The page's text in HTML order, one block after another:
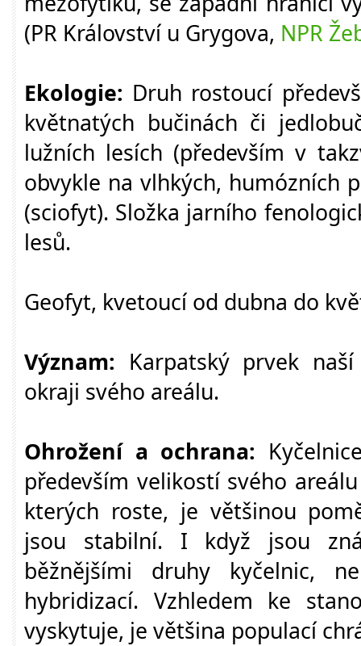
(PR Království u Grygova, NPR
Ekologie: Druh rostoucí
květnatých bučinách či
lužních lesích (především v
obvykle na vlhkých, humózních
(sciofyt). Složka jarního
lesů.
Geofyt, kvetoucí od dubna do
Význam: Karpatský prvek
okraji svého areálu.
Ohrožení a ochrana:
především velikostí svého
kterých roste, je většinou
jsou stabilní. I když jsou
běžnějšími druhy kyčelnic,
hybridizací. Vzhledem ke
vyskytuje, je většina populací